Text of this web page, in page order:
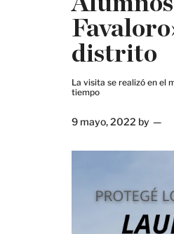
distrito
La visita se realizó en el
tiempo
9 mayo, 2022 by